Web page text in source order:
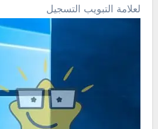
لعلامة التبويب التسجيل